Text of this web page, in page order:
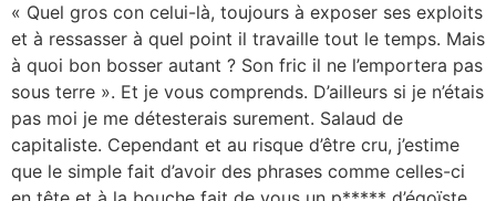
« Quel gros con celui-là, toujours à exposer ses exploits
et à ressasser à quel point il travaille tout le temps. Mais
à quoi bon bosser autant ? Son fric il ne l’emportera pas
sous terre ». Et je vous comprends. D’ailleurs si je n’étais
pas moi je me détesterais surement. Salaud de
capitaliste. Cependant et au risque d’être cru, j’estime
que le simple fait d’avoir des phrases comme celles-ci